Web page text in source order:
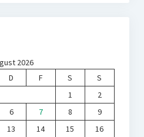
2026
D F S
S
1
2
6 7 8
9
13 14 15 16